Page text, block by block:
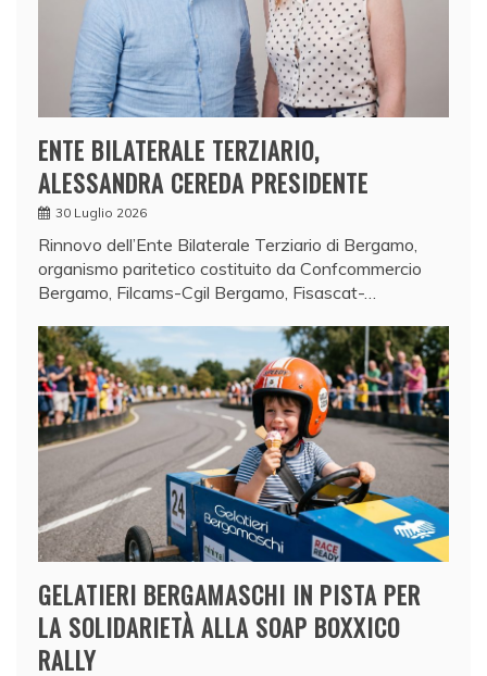
ENTE BILATERALE TERZIARIO,
ALESSANDRA CEREDA PRESIDENTE
30 Luglio 2026
Rinnovo dell’Ente Bilaterale Terziario di Bergamo,
organismo paritetico costituito da Confcommercio
Bergamo, Filcams-Cgil Bergamo, Fisascat-…
GELATIERI BERGAMASCHI IN PISTA PER
LA SOLIDARIETÀ ALLA SOAP BOXXICO
RALLY